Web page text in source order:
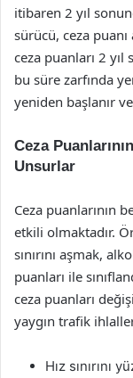
itibaren 2 yıl
sürücü, ceza
ceza puanları 2 yıl
bu süre zarfında
yeniden başlanır
Ceza
Unsurlar
Ceza puanlarının
etkili olmaktadır.
sınırını aşmak,
puanları ile
ceza puanları
yaygın trafik
Hız sınırını